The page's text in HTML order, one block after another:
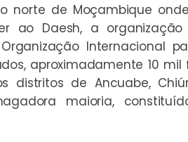
norte de Moçambique
ao Daesh, a organização
Internacional
aproximadamente 10 mil
de Ancuabe,
maioria,